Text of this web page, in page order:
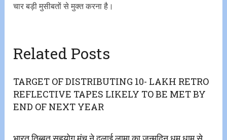
चार बड़ी मुसीबतों से मुक्त करना है।
Related Posts
TARGET OF DISTRIBUTING 10- LAKH RETRO
REFLECTIVE TAPES LIKELY TO BE MET BY
END OF NEXT YEAR